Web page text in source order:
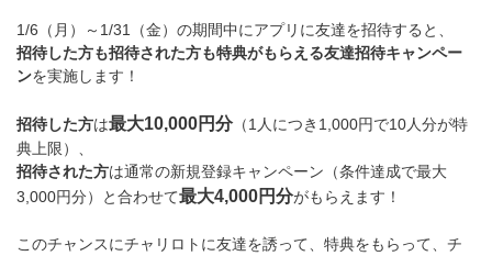
1/6（月）～1/31（金）の期間中にアプリに友達を招待すると、
招待した方も招待された方も特典がもらえる友達招待キャンペー
ンを実施します！
招待した方は最大10,000円分（1人につき1,000円で10人分が特
典上限）、
招待された方は通常の新規登録キャンペーン（条件達成で最大
3,000円分）と合わせて最大4,000円分がもらえます！
このチャンスにチャリロトに友達を誘って、特典をもらって、チ